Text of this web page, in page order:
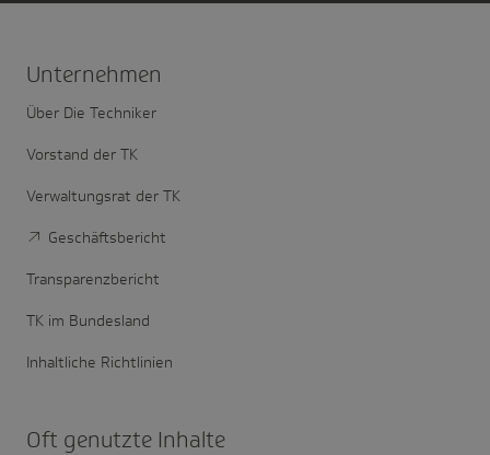
Unter­nehmen
Über Die Techniker
Vorstand der TK
Verwaltungsrat der TK
Geschäftsbericht
Transparenzbericht
TK im Bundesland
Inhaltliche Richtlinien
Oft genutzte Inhalte